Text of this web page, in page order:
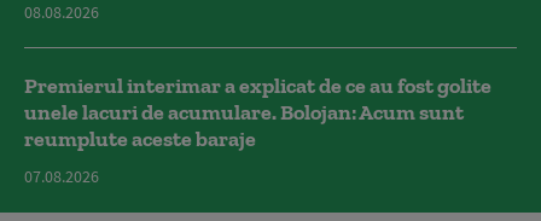
08.08.2026
Premierul interimar a explicat de ce au fost golite
unele lacuri de acumulare. Bolojan: Acum sunt
reumplute aceste baraje
07.08.2026